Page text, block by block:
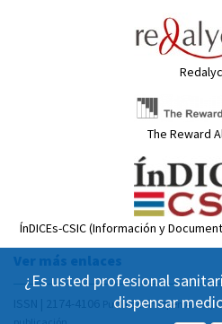
Redalyc
The Reward
ÍnDICEs-CSIC (Información y
Ver más enlaces
¿Es usted profesional
dispensar
Publicación Open Acess,